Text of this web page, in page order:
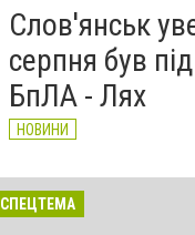
Слов'янськ
серпня був
БпЛА - Лях
НОВИНИ
СПЕЦТЕМА